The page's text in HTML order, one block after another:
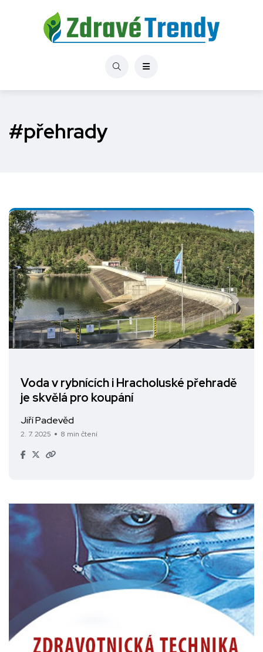
#přehrady
Voda v rybnících i Hracholuské přehradě
je skvělá pro koupání
Jiří Padevěd
2. 7. 2025 8 min čtení